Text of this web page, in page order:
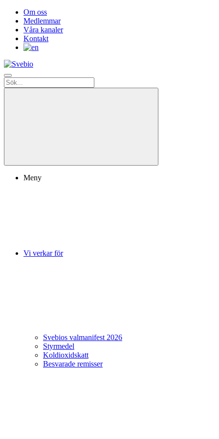
Om oss
Medlemmar
Våra kanaler
Kontakt
Meny
Vi verkar för
Svebios valmanifest 2026
Styrmedel
Koldioxidskatt
Besvarade remisser